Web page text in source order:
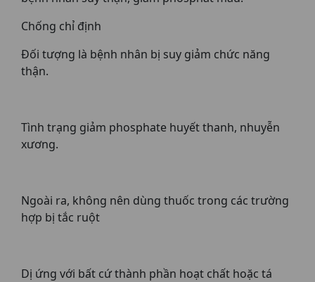
Chống chỉ định
Đối tượng là bệnh nhân bị suy giảm chức năng
thận.
Tình trạng giảm phosphate huyết thanh, nhuyễn
xương.
Ngoài ra, không nên dùng thuốc trong các trường
hợp bị tắc ruột
Dị ứng với bất cứ thành phần hoạt chất hoặc tá